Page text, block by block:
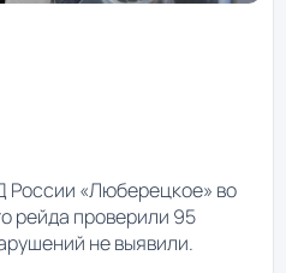
«Люберецкое» во
рейда проверили 95
не выявили.